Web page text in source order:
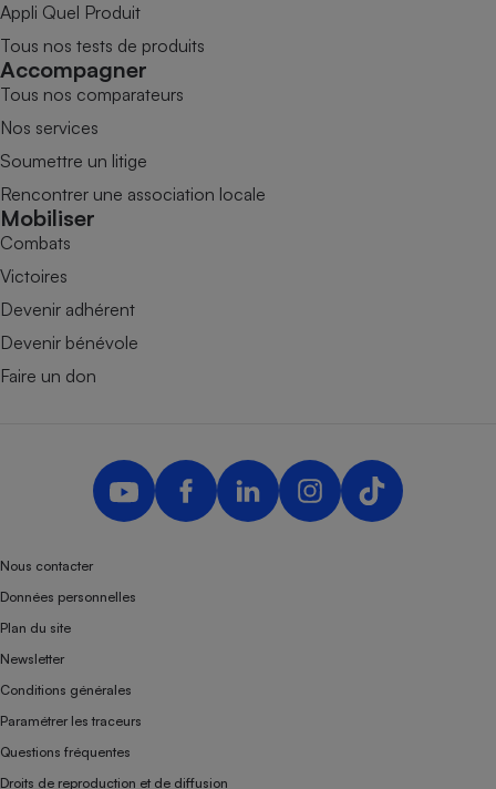
Appli Quel Produit
Tous nos tests de produits
Accompagner
Tous nos comparateurs
Nos services
Soumettre un litige
Rencontrer une association locale
Mobiliser
Combats
Victoires
Devenir adhérent
Devenir bénévole
Faire un don
Nous contacter
Données personnelles
Plan du site
Newsletter
Conditions générales
Paramétrer les traceurs
Questions fréquentes
Droits de reproduction et de diffusion